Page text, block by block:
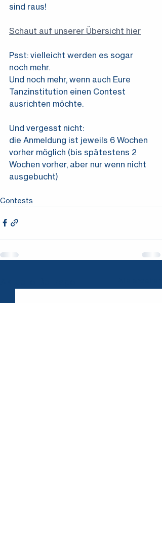
sind raus!
Schaut auf unserer Übersicht hier
Psst: vielleicht werden es sogar
noch mehr.
Und noch mehr, wenn auch Eure
Tanzinstitution einen Contest
ausrichten möchte.
Und vergesst nicht:
die Anmeldung ist jeweils 6 Wochen
vorher möglich (bis spätestens 2
Wochen vorher, aber nur wenn nicht
ausgebucht)
Contests